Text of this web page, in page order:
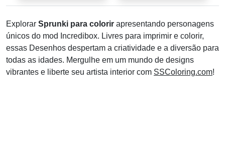
Explorar Sprunki para colorir apresentando personagens
únicos do mod Incredibox. Livres para imprimir e colorir,
essas Desenhos despertam a criatividade e a diversão para
todas as idades. Mergulhe em um mundo de designs
vibrantes e liberte seu artista interior com SSColoring.com!